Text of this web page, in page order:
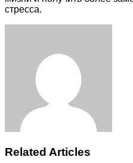
стресса.
Related Articles